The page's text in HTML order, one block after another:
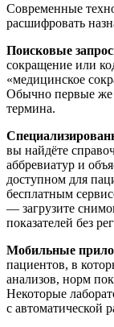
Современные
расшифровать
Поисковые
сокращение или
«медицинское
Обычно первые же
термина.
вы найдёте
аббревиатур и
доступном для
бесплатным
— загрузите
показателей без
Мобильные
пациентов, в
анализов, норм
Некоторые
с автоматической